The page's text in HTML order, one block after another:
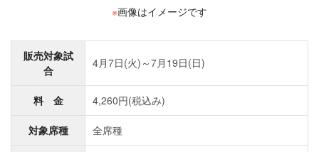
※画像はイメージです
販売対象試
合
4月7日(火)～7月19日(日)
料 金 4,260円(税込み)
対象席種 全席種